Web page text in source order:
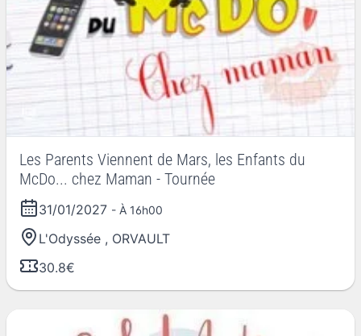
Les Parents Viennent de Mars, les Enfants du
McDo... chez Maman - Tournée
31/01/2027 - À 16h00
L'Odyssée , ORVAULT
30.8€